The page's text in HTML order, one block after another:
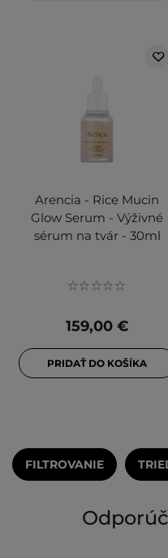
Arencia - Rice Mucin
Glow Serum - Výživné
sérum na tvár - 30ml
159,00 €
PRIDAŤ DO KOŠÍKA
FILTROVANIE